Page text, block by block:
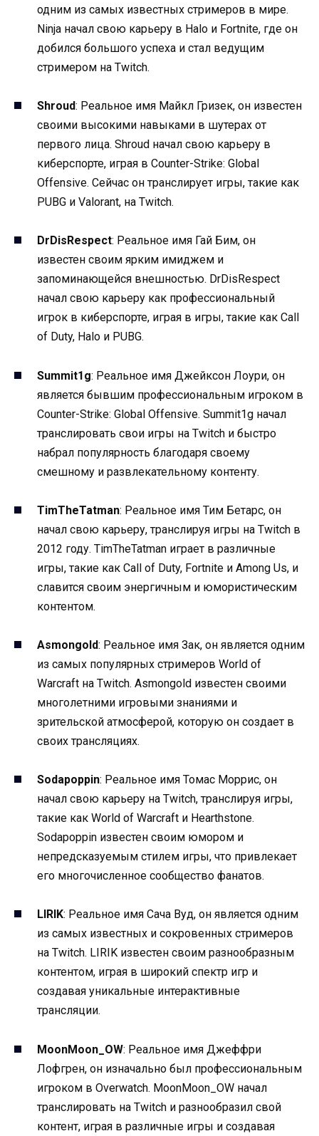
одним из самых известных стримеров в мире.
Ninja начал свою карьеру в Halo и Fortnite, где он
добился большого успеха и стал ведущим
стримером на Twitch.
Shroud: Реальное имя Майкл Гризек, он известен
своими высокими навыками в шутерах от
первого лица. Shroud начал свою карьеру в
киберспорте, играя в Counter-Strike: Global
Offensive. Сейчас он транслирует игры, такие как
PUBG и Valorant, на Twitch.
DrDisRespect: Реальное имя Гай Бим, он
известен своим ярким имиджем и
запоминающейся внешностью. DrDisRespect
начал свою карьеру как профессиональный
игрок в киберспорте, играя в игры, такие как Call
of Duty, Halo и PUBG.
Summit1g: Реальное имя Джейксон Лоури, он
является бывшим профессиональным игроком в
Counter-Strike: Global Offensive. Summit1g начал
транслировать свои игры на Twitch и быстро
набрал популярность благодаря своему
смешному и развлекательному контенту.
TimTheTatman: Реальное имя Тим Бетарс, он
начал свою карьеру, транслируя игры на Twitch в
2012 году. TimTheTatman играет в различные
игры, такие как Call of Duty, Fortnite и Among Us, и
славится своим энергичным и юмористическим
контентом.
Asmongold: Реальное имя Зак, он является одним
из самых популярных стримеров World of
Warcraft на Twitch. Asmongold известен своими
многолетними игровыми знаниями и
зрительской атмосферой, которую он создает в
своих трансляциях.
Sodapoppin: Реальное имя Томас Моррис, он
начал свою карьеру на Twitch, транслируя игры,
такие как World of Warcraft и Hearthstone.
Sodapoppin известен своим юмором и
непредсказуемым стилем игры, что привлекает
его многочисленное сообщество фанатов.
LIRIK: Реальное имя Сача Вуд, он является одним
из самых известных и сокровенных стримеров
на Twitch. LIRIK известен своим разнообразным
контентом, играя в широкий спектр игр и
создавая уникальные интерактивные
трансляции.
MoonMoon_OW: Реальное имя Джеффри
Лофгрен, он изначально был профессиональным
игроком в Overwatch. MoonMoon_OW начал
транслировать на Twitch и разнообразил свой
контент, играя в различные игры и создавая